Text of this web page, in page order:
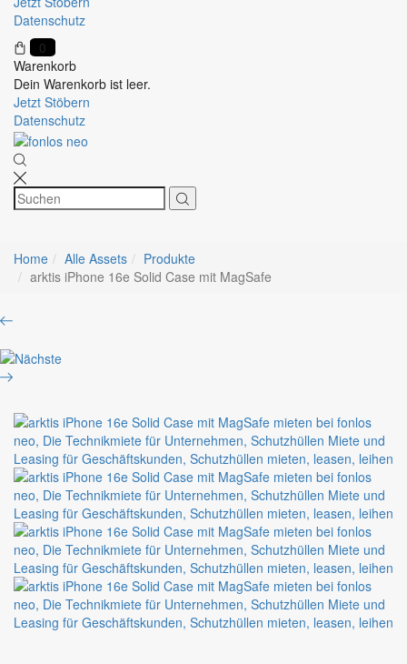
Datenschutz
0
Warenkorb
Dein Warenkorb ist leer.
Jetzt Stöbern
Datenschutz
Home Alle Assets
Produkte
arktis iPhone 16e Solid Case mit MagSafe
Product
Apple
17e
Clear
with
MagSafe
Google
Pixel
6,3″
128
GB
Blue